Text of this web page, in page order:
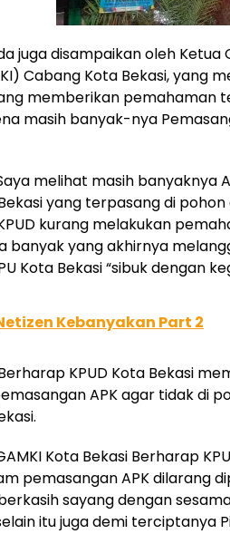
juga disampaikan oleh
Cabang Kota Bekasi, yang
memberikan pemahaman
masih banyak-nya
melihat masih banyaknya
yang terpasang di
kurang melakukan
banyak yang akhirnya
Kota Bekasi “sibuk dengan
Kebanyakan Part 2
KPUD Kota Bekasi
APK agar tidak di
Kota Bekasi Berharap
pemasangan APK dilarang
sayang dengan
itu juga demi terciptanya